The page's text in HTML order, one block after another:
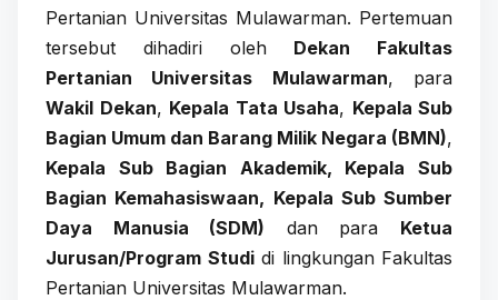
Pertanian Universitas Mulawarman. Pertemuan
tersebut dihadiri oleh Dekan Fakultas
Pertanian Universitas Mulawarman, para
Wakil Dekan, Kepala Tata Usaha, Kepala Sub
Bagian Umum dan Barang Milik Negara (BMN),
Kepala Sub Bagian Akademik, Kepala Sub
Bagian Kemahasiswaan, Kepala Sub Sumber
Daya Manusia (SDM) dan para Ketua
Jurusan/Program Studidi lingkungan Fakultas
Pertanian Universitas Mulawarman.